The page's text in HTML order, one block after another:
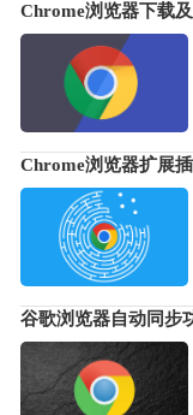
Chrome浏览器下载
Chrome浏览器扩展
谷歌浏览器自动同步